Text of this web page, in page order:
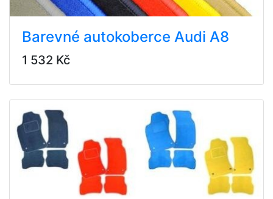
Barevné autokoberce Audi A8
1 532 Kč